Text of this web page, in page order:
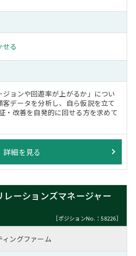
せる
ジョンや回遊率が上がるか」につい
データを分析し、自ら仮説を立て
・改善を自発的に回せる方を求めて
詳細を見る
レーションズマネージャー
［ポジションNo.：58226］
ングファーム